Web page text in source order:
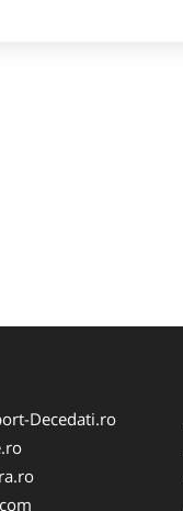
Decedati.ro